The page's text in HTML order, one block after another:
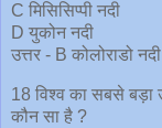
C मिसिसिप्पी नदी
D युकोन नदी
उत्तर - B कोलोराडो नदी
18 विश्व का सबसे बड़ा
कौन सा है ?